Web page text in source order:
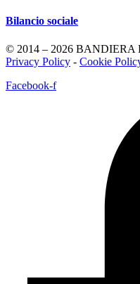
Bilancio sociale
© 2014 – 2026 BANDIERA
Privacy Policy - Cookie
Facebook-f